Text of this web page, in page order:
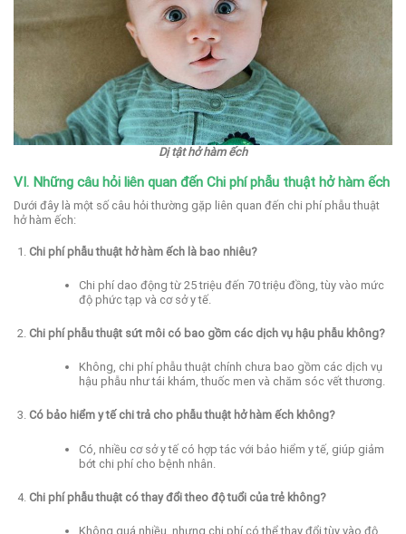
Dị tật hở hàm ếch
VI. Những câu hỏi liên quan đến Chi phí phẫu thuật hở hàm ếch
Dưới đây là một số câu hỏi thường gặp liên quan đến chi phí phẫu thuật
hở hàm ếch:
Chi phí phẫu thuật hở hàm ếch là bao nhiêu?
Chi phí dao động từ 25 triệu đến 70 triệu đồng, tùy vào mức
độ phức tạp và cơ sở y tế.
Chi phí phẫu thuật sứt môi có bao gồm các dịch vụ hậu phẫu không?
Không, chi phí phẫu thuật chính chưa bao gồm các dịch vụ
hậu phẫu như tái khám, thuốc men và chăm sóc vết thương.
Có bảo hiểm y tế chi trả cho phẫu thuật hở hàm ếch không?
Có, nhiều cơ sở y tế có hợp tác với bảo hiểm y tế, giúp giảm
bớt chi phí cho bệnh nhân.
Chi phí phẫu thuật có thay đổi theo độ tuổi của trẻ không?
Không quá nhiều, nhưng chi phí có thể thay đổi tùy vào độ